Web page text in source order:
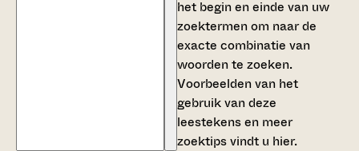
het begin en einde van uw
zoektermen om naar de
exacte combinatie van
woorden te zoeken.
Voorbeelden van het
gebruik van deze
leestekens en meer
zoektips vindt u hier.